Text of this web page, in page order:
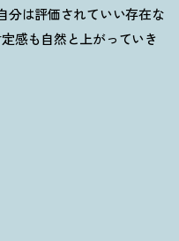
分は評価されていい存在な
感も自然と上がっていき